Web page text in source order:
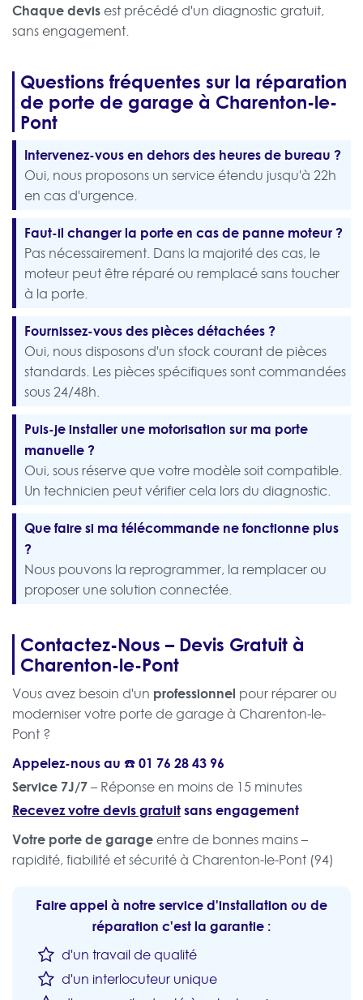
Chaque devis est précédé d'un diagnostic gratuit,
sans engagement.
Questions fréquentes sur la réparation
de porte de garage à Charenton-le-
Pont
Intervenez-vous en dehors des heures de bureau ?
Oui, nous proposons un service étendu jusqu'à 22h
en cas d'urgence.
Faut-il changer la porte en cas de panne moteur ?
Pas nécessairement. Dans la majorité des cas, le
moteur peut être réparé ou remplacé sans toucher
à la porte.
Fournissez-vous des pièces détachées ?
Oui, nous disposons d'un stock courant de pièces
standards. Les pièces spécifiques sont commandées
sous 24/48h.
Puis-je installer une motorisation sur ma porte
manuelle ?
Oui, sous réserve que votre modèle soit compatible.
Un technicien peut vérifier cela lors du diagnostic.
Que faire si ma télécommande ne fonctionne plus
?
Nous pouvons la reprogrammer, la remplacer ou
proposer une solution connectée.
Contactez-Nous – Devis Gratuit à
Charenton-le-Pont
Vous avez besoin d'un professionnel pour réparer ou
moderniser votre porte de garage à Charenton-le-
Pont ?
Appelez-nous au ☎️01 76 28 43 96
Service 7J/7– Réponse en moins de 15 minutes
Recevez votre devis gratuitsans engagement
Votre porte de garage entre de bonnes mains –
rapidité, fiabilité et sécurité à Charenton-le-Pont (94)
Faire appel à notre service d'installation ou de
réparation c'est la garantie :
d'un travail de qualité
d'un interlocuteur unique